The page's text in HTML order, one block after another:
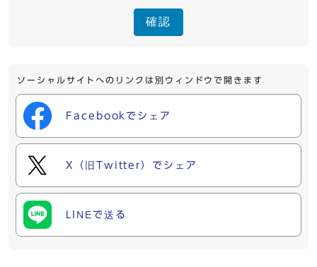
確認
ソーシャルサイトへのリンクは別ウィンドウで開きます
Facebookでシェア
X（旧Twitter）でシェア
LINEで送る